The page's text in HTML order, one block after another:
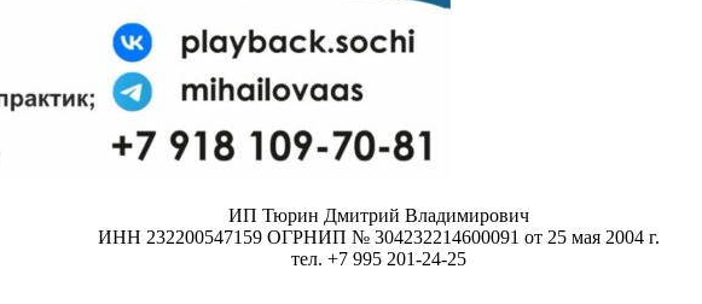
ИП Тюрин Дмитрий Владимирович
ИНН 232200547159 ОГРНИП № 304232214600091 от 25 мая 2004 г.
тел. +7 995 201-24-25